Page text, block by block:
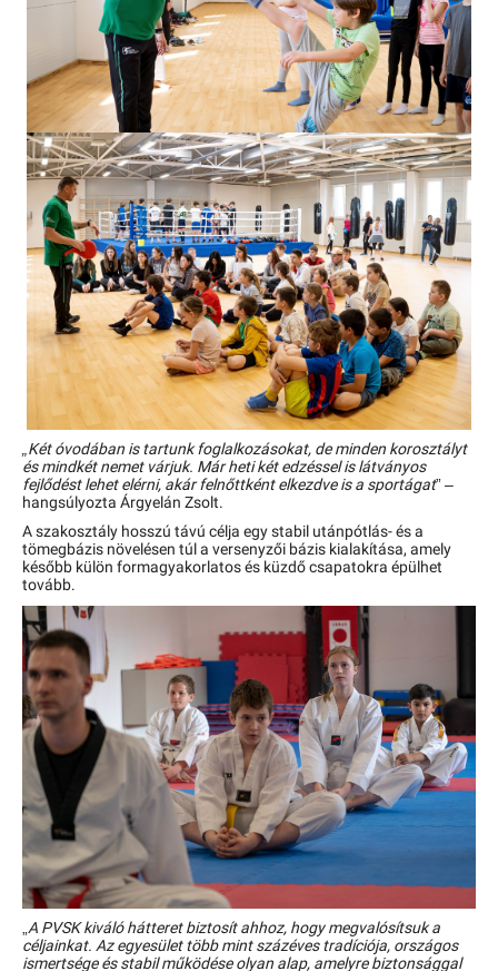
„Két óvodában is tartunk foglalkozásokat, de minden korosztályt
és mindkét nemet várjuk. Már heti két edzéssel is látványos
fejlődést lehet elérni, akár felnőttként elkezdve is a sportágat” –
hangsúlyozta Árgyelán Zsolt.
A szakosztály hosszú távú célja egy stabil utánpótlás- és a
tömegbázis növelésen túl a versenyzői bázis kialakítása, amely
később külön formagyakorlatos és küzdő csapatokra épülhet
tovább.
„A PVSK kiváló hátteret biztosít ahhoz, hogy megvalósítsuk a
céljainkat. Az egyesület több mint százéves tradíciója, országos
ismertsége és stabil működése olyan alap, amelyre biztonsággal